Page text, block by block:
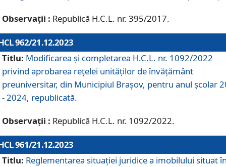
Observații : Republică H.C.L. nr. 395/2017.
962/21.12.2023
Titlu: Modificarea și completarea H.C.L. nr. 1092/2022
privind aprobarea rețelei unităților de învăţământ
preuniversitar, din Municipiul Braşov, pentru anul școlar
- 2024, republicată.
Observații : Republică H.C.L. nr. 1092/2022.
961/21.12.2023
Titlu: Reglementarea situației juridice a imobilului situat